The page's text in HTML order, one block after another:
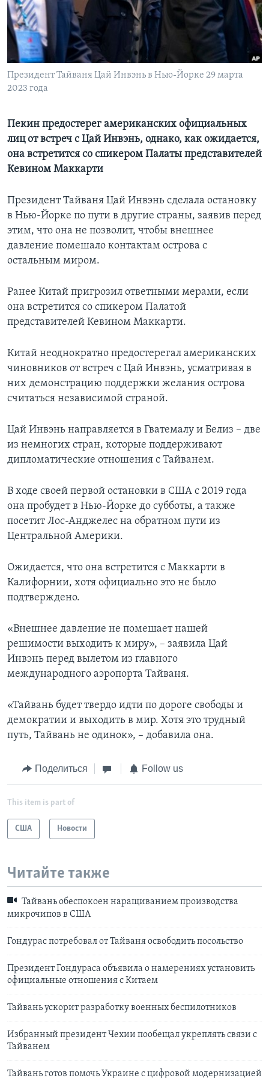
Learning English
СОЦИАЛЬНЫЕ СЕТИ
Президент Тайваня Цай Инвэнь в Нью-Йорке 29 марта
2023 года
Пекин предостерег американских официальных
лиц от встреч с Цай Инвэнь, однако, как ожидается,
она встретится со спикером Палаты представителей
Кевином Маккарти
Президент Тайваня Цай Инвэнь сделала остановку
в Нью-Йорке по пути в другие страны, заявив перед
этим, что она не позволит, чтобы внешнее
давление помешало контактам острова с
остальным миром.
Ранее Китай пригрозил ответными мерами, если
она встретится со спикером Палатой
представителей Кевином Маккарти.
Китай неоднократно предостерегал американских
чиновников от встреч с Цай Инвэнь, усматривая в
них демонстрацию поддержки желания острова
считаться независимой страной.
Цай Инвэнь направляется в Гватемалу и Белиз – две
из немногих стран, которые поддерживают
дипломатические отношения с Тайванем.
В ходе своей первой остановки в США с 2019 года
она пробудет в Нью-Йорке до субботы, а также
посетит Лос-Анджелес на обратном пути из
Центральной Америки.
Ожидается, что она встретится с Маккарти в
Калифорнии, хотя официально это не было
подтверждено.
«Внешнее давление не помешает нашей
решимости выходить к миру», – заявила Цай
Инвэнь перед вылетом из главного
международного аэропорта Тайваня.
«Тайвань будет твердо идти по дороге свободы и
демократии и выходить в мир. Хотя это трудный
путь, Тайвань не одинок», – добавила она.
Поделиться Follow us
This item is part of
США Новости
Читайте также
Тайвань обеспокоен наращиванием производства
микрочипов в США
Гондурас потребовал от Тайваня освободить посольство
Президент Гондураса объявила о намерениях установить
официальные отношения с Китаем
Тайвань ускорит разработку военных беспилотников
Избранный президент Чехии пообещал укреплять связи с
Тайванем
Тайвань готов помочь Украине с цифровой модернизацией